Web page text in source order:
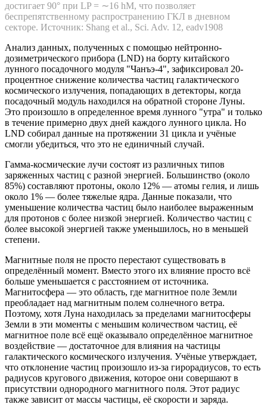
достигает 90° при LP = ∼16 hM, что позволяет
беспрепятственному распространению ГКЛ в дневном
секторе. Источник: Shang et al., Sci. Adv. 12, eadv1908
Анализ данных, полученных с помощью нейтронно-
дозиметрического прибора (LND) на борту китайского
лунного посадочного модуля "Чанъэ-4", зафиксировал 20-
процентное снижение количества частиц галактического
космического излучения, попадающих в детекторы, когда
посадочный модуль находился на обратной стороне Луны.
Это произошло в определенное время лунного "утра" и только
в течение примерно двух дней каждого лунного цикла. Но
LND собирал данные на протяжении 31 цикла и учёные
смогли убедиться, что это не единичный случай.
Гамма-космические лучи состоят из различных типов
заряженных частиц с разной энергией. Большинство (около
85%) составляют протоны, около 12% — атомы гелия, и лишь
около 1% — более тяжелые ядра. Данные показали, что
уменьшение количества частиц было наиболее выраженным
для протонов с более низкой энергией. Количество частиц с
более высокой энергией также уменьшилось, но в меньшей
степени.
Магнитные поля не просто перестают существовать в
определённый момент. Вместо этого их влияние просто всё
больше уменьшается с расстоянием от источника.
Магнитосфера — это область, где магнитное поле Земли
преобладает над магнитным полем солнечного ветра.
Поэтому, хотя Луна находилась за пределами магнитосферы
Земли в эти моменты с меньшим количеством частиц, её
магнитное поле всё ещё оказывало определённое магнитное
воздействие — достаточное для влияния на частицы
галактического космического излучения. Учёные утверждает,
что отклонение частиц произошло из-за гирорадиусов, то есть
радиусов кругового движения, которое они совершают в
присутствии однородного магнитного поля. Этот радиус
также зависит от массы частицы, её скорости и заряда.